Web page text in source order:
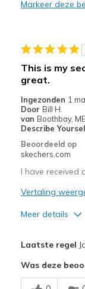
Casual Wear
Width
Sizing
Markeer deze
This is my
great.
Ingezonden 1
Door Bill H.
van Boothbay, ME
Describe
Beoordeeld op
skechers.com
I have received
Vertaling
Meer details
Comfortable
Laatste regel
Was deze